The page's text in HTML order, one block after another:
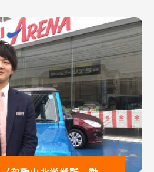
きたい」、「新しい土地で自
いう方にピッタリの会社で
、「人が喜んでくれることを
なら、きっとご活躍いただけ
介いたします！